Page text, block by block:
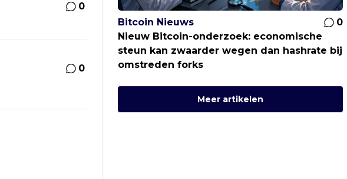
0
0
Bitcoin Nieuws
0
Nieuw Bitcoin-onderzoek: economische
steun kan zwaarder wegen dan hashrate bij
omstreden forks
Meer artikelen